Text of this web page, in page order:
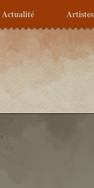
Actualité Artistes